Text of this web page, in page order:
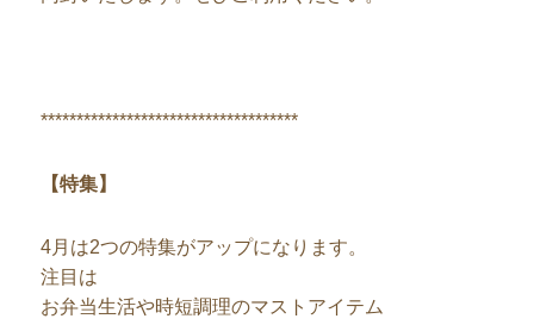
************************************
【特集】
4月は2つの特集がアップになります。
注目は
お弁当生活や時短調理のマストアイテム